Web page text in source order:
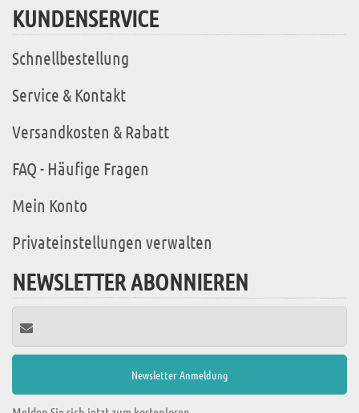
KUNDENSERVICE
Schnellbestellung
Service & Kontakt
Versandkosten & Rabatt
FAQ - Häufige Fragen
Mein Konto
Privateinstellungen verwalten
NEWSLETTER ABONNIEREN